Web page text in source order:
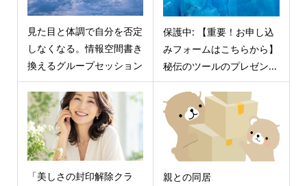
見た目と体調で自分を否定
しなくなる。情報空間書き
換えるグループセッション
保護中: 【重要！お申し込
みフォームはこちらから】
秘伝のツールのプレゼン...
「美しさの封印解除クラ
親との同居